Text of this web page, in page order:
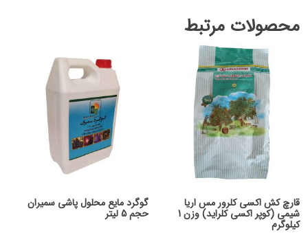
محصولات مرتبط
قارچ کش اکسی کلرور مس اریا
شیمی (کوپر اکسی کلراید) وزن 1
کیلوگرم
گوگرد مایع محلول پاشی سمیران
حجم 5 لیتر